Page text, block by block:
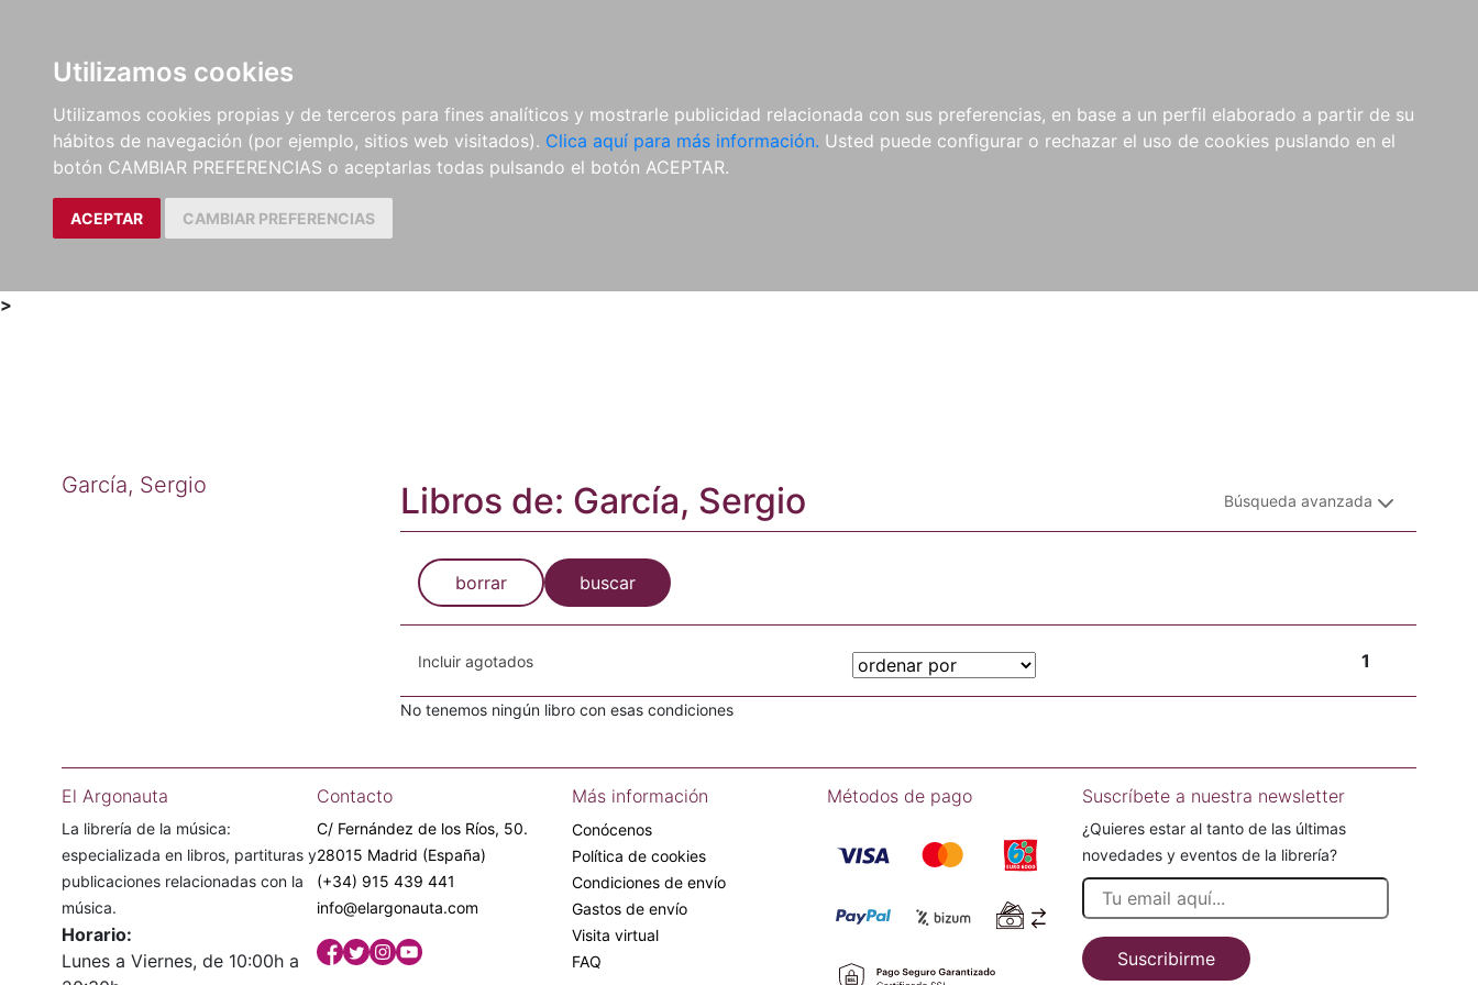
Utilizamos cookies
Utilizamos cookies propias y de terceros para fines analíticos y mostrarle publicidad relacionada con sus preferencias, en base a un perfil elaborado a partir de su
hábitos de navegación (por ejemplo, sitios web visitados). Clica aquí para más información. Usted puede configurar o rechazar el uso de cookies puslando en el
botón CAMBIAR PREFERENCIAS o aceptarlas todas pulsando el botón ACEPTAR.
ACEPTAR CAMBIAR PREFERENCIAS
LIBROS
MÉTODOS Y
EJERCICIOS
PARTITURAS Y EDICIONES
CRÍTICAS
REVISTAS
CDS Y
DVDS
MATERIAL
COMPLEMENTARIO
NOVEDADES NOTICIAS
COMPRAS
INSTITUCIONALES
>
García, Sergio Libros de: García, Sergio Búsqueda avanzada
borrar buscar
Incluir agotados 1
No tenemos ningún libro con esas condiciones
El Argonauta
La librería de la música:
especializada en libros, partituras y
publicaciones relacionadas con la
música.
Horario:
Lunes a Viernes, de 10:00h a
Contacto
C/ Fernández de los Ríos, 50.
28015 Madrid (España)
(+34) 915 439 441
info@elargonauta.com
Más información
Conócenos
Política de cookies
Condiciones de envío
Gastos de envío
Visita virtual
FAQ
Métodos de pago Suscríbete a nuestra newsletter
¿Quieres estar al tanto de las últimas
novedades y eventos de la librería?
Suscribirme